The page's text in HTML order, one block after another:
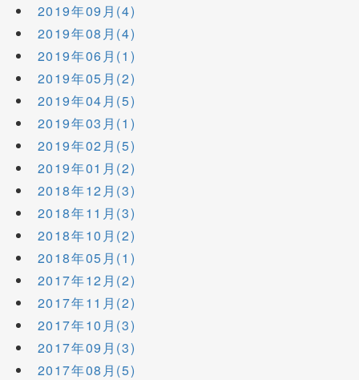
2019年09月(4)
2019年08月(4)
2019年06月(1)
2019年05月(2)
2019年04月(5)
2019年03月(1)
2019年02月(5)
2019年01月(2)
2018年12月(3)
2018年11月(3)
2018年10月(2)
2018年05月(1)
2017年12月(2)
2017年11月(2)
2017年10月(3)
2017年09月(3)
2017年08月(5)